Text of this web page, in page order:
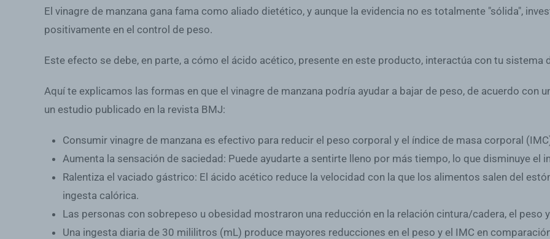
El vinagre de manzana gana fama como aliado dietético, y aunque la evidencia no es totalmente "sólida",
positivamente en el control de peso.
Este efecto se debe, en parte, a cómo el ácido acético, presente en este producto, interactúa con tu sistema
Aquí te explicamos las formas en que el vinagre de manzana podría ayudar a bajar de peso, de acuerdo con
un estudio publicado en la revista BMJ:
Consumir vinagre de manzana es efectivo para reducir el peso corporal y el índice de masa corporal
Aumenta la sensación de saciedad: Puede ayudarte a sentirte lleno por más tiempo, lo que disminuye el
Ralentiza el vaciado gástrico: El ácido acético reduce la velocidad con la que los alimentos salen del
ingesta calórica.
Las personas con sobrepeso u obesidad mostraron una reducción en la relación cintura/cadera, el peso
Una ingesta diaria de 30 mililitros (mL) produce mayores reducciones en el peso y el IMC en